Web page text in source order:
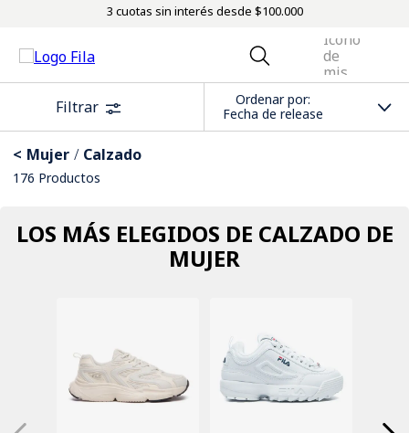
3 cuotas sin interés desde $100.000
Filtrar
Ordenar por
Fecha de release
Mujer Calzado
176 Productos
LOS MÁS ELEGIDOS DE CALZADO DE
MUJER